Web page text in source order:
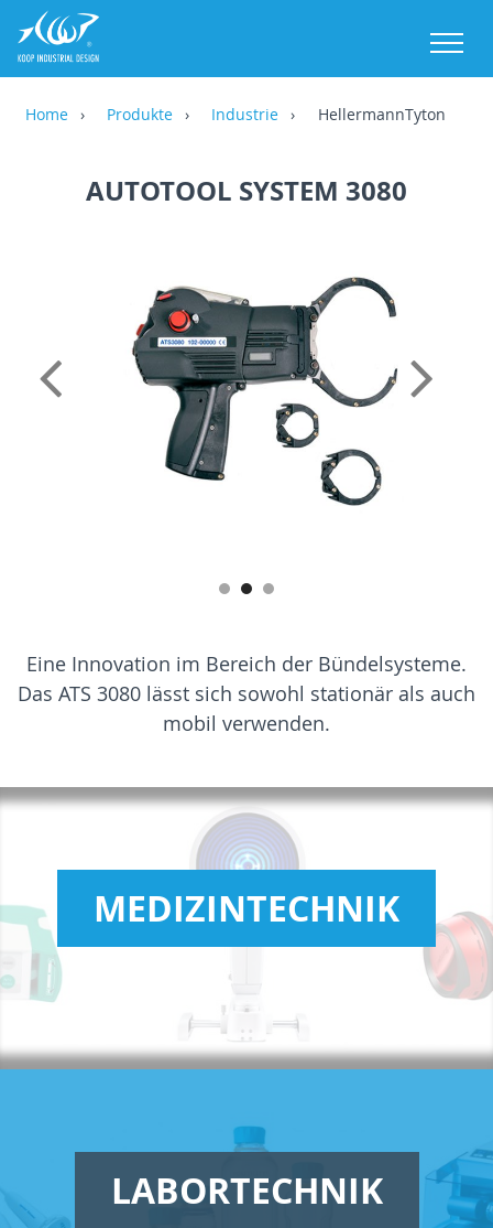
Home Produkte Industrie HellermannTyton
AUTOTOOL SYSTEM 3080
Eine Innovation im Bereich der Bündelsysteme.
Das ATS 3080 lässt sich sowohl stationär als auch
mobil verwenden.
MEDIZINTECHNIK
LABORTECHNIK